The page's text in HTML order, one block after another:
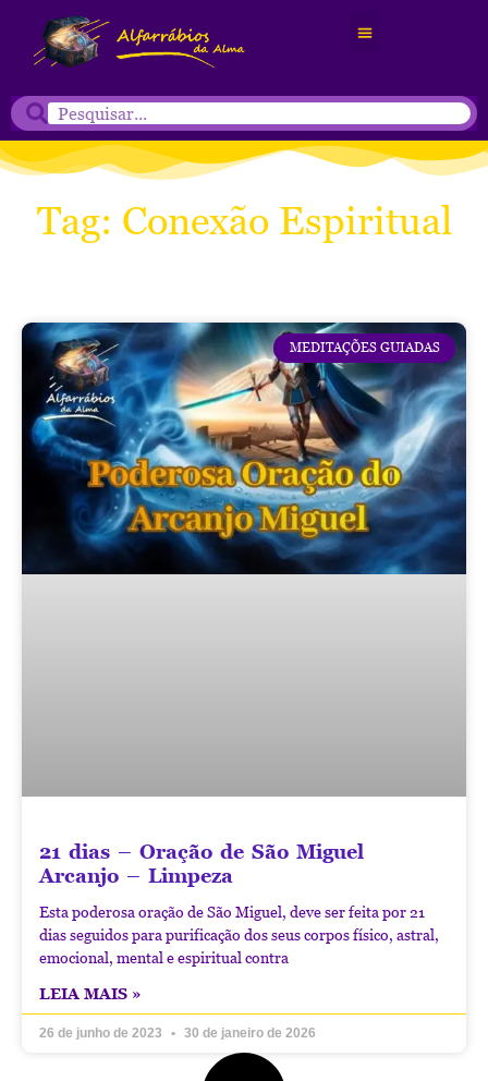
Tag: Conexão Espiritual
MEDITAÇÕES GUIADAS
21 dias – Oração de São Miguel
Arcanjo – Limpeza
Esta poderosa oração de São Miguel, deve ser feita por 21
dias seguidos para purificação dos seus corpos físico, astral,
emocional, mental e espiritual contra
LEIA MAIS »
26 de junho de 2023 30 de janeiro de 2026